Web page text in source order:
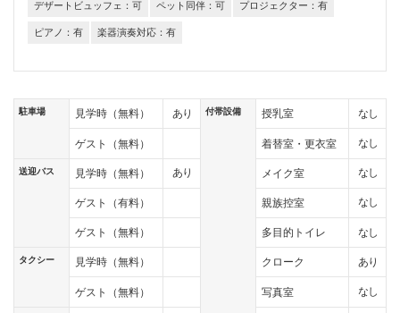
デザートビュッフェ：可 ペット同伴：可 プロジェクター：有
ピアノ：有 楽器演奏対応：有
駐車場 見学時（無料） あり
ゲスト（無料）
送迎バス 見学時（無料） あり
ゲスト（有料）
ゲスト（無料）
タクシー 見学時（無料）
ゲスト（無料）
付帯設備 授乳室 なし
着替室・更衣室 なし
メイク室 なし
親族控室 なし
多目的トイレ なし
クローク あり
写真室 なし